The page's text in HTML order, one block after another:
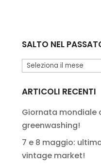
SALTO NEL
Salto
passato
ARTICOLI RECENTI
Giornata mondiale
greenwashing!
7 e 8 maggio:
vintage market!